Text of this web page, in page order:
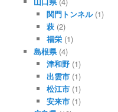
関門トンネル(1)
萩 (2)
福栄 (1)
島根県(4)
津和野 (1)
出雲市 (1)
松江市 (1)
安来市 (1)